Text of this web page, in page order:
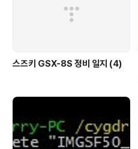
스즈키 GSX-8S 정비 일지 (4)